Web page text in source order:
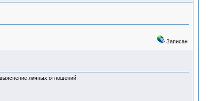
Записан
личных отношений.